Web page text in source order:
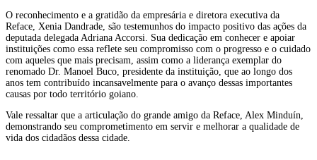
O reconhecimento e a gratidão da empresária e diretora executiva da
Reface, Xenia Dandrade, são testemunhos do impacto positivo das ações da
deputada delegada Adriana Accorsi. Sua dedicação em conhecer e apoiar
instituições como essa reflete seu compromisso com o progresso e o cuidado
com aqueles que mais precisam, assim como a liderança exemplar do
renomado Dr. Manoel Buco, presidente da instituição, que ao longo dos
anos tem contribuído incansavelmente para o avanço dessas importantes
causas por todo território goiano.
Vale ressaltar que a articulação do grande amigo da Reface, Alex Minduín,
demonstrando seu comprometimento em servir e melhorar a qualidade de
vida dos cidadãos dessa cidade.